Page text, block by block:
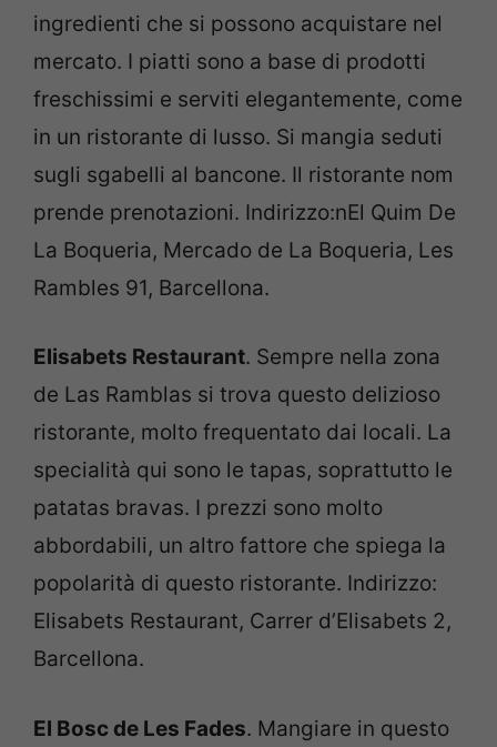
ingredienti che si possono acquistare nel
mercato. I piatti sono a base di prodotti
freschissimi e serviti elegantemente, come
in un ristorante di lusso. Si mangia seduti
sugli sgabelli al bancone. Il ristorante nom
prende prenotazioni. Indirizzo:nEl Quim De
La Boqueria, Mercado de La Boqueria, Les
Rambles 91, Barcellona.
Elisabets Restaurant. Sempre nella zona
de Las Ramblas si trova questo delizioso
ristorante, molto frequentato dai locali. La
specialità qui sono le tapas, soprattutto le
patatas bravas. I prezzi sono molto
abbordabili, un altro fattore che spiega la
popolarità di questo ristorante. Indirizzo:
Elisabets Restaurant, Carrer d’Elisabets 2,
Barcellona.
El Bosc de Les Fades. Mangiare in questo